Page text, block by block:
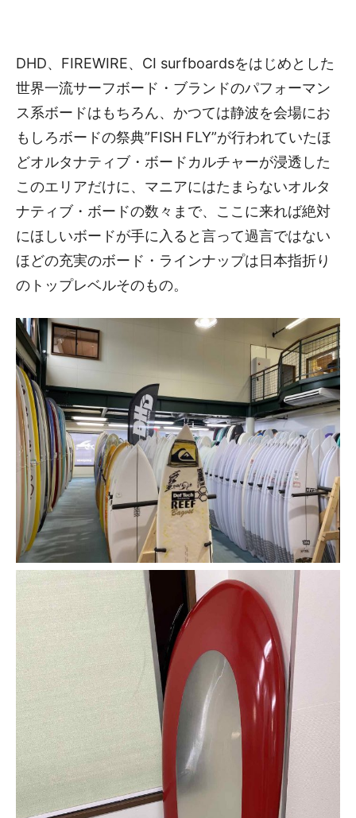
DHD、FIREWIRE、CI surfboardsをはじめとした
世界一流サーフボード・ブランドのパフォーマン
ス系ボードはもちろん、かつては静波を会場にお
もしろボードの祭典”FISH FLY”が行われていたほ
どオルタナティブ・ボードカルチャーが浸透した
このエリアだけに、マニアにはたまらないオルタ
ナティブ・ボードの数々まで、ここに来れば絶対
にほしいボードが手に入ると言って過言ではない
ほどの充実のボード・ラインナップは日本指折り
のトップレベルそのもの。